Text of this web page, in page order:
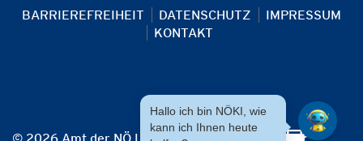
BARRIEREFREIHEIT DATENSCHUTZ
IMPRESSUM
KONTAKT
Hallo ich bin NÖKI, wie
kann ich Ihnen heute